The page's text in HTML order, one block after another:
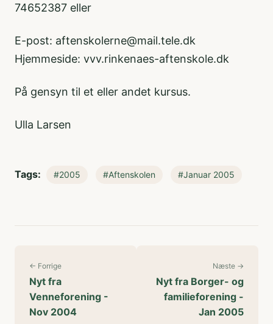
74652387 eller
E-post: aftenskolerne@mail.tele.dk
Hjemmeside: vvv.rinkenaes-aftenskole.dk
På gensyn til et eller andet kursus.
Ulla Larsen
Tags: #2005 #Aftenskolen #Januar 2005
← Forrige
Nyt fra
Venneforening -
Nov 2004
Næste →
Nyt fra Borger- og
familieforening -
Jan 2005